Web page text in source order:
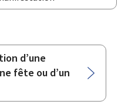
d’une
fête ou d’un